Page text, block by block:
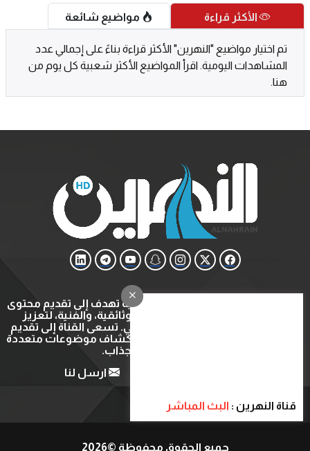
الأكثر قراءة
تم اختيار مواضيع "النهرين" الأكثر قراءة بناءً على إجمالي عدد
المشاهدات اليومية. اقرأ المواضيع الأكثر شعبية كل يوم من
هنا.
قناة النهرين : البث المباشر
قناة النهرين هي قناة ثقافية وتعليمية تهدف إلى تقديم محتوى
متنوع يشمل البرامج التعليمية، الوثائقية، والفنية، لتعزيز
المعرفة والتثقيف في المجتمع العربي. تسعى القناة إلى تقديم
تجربة مشاهدة ثرية ومفيدة عبر استكشاف موضوعات متعددة
بأسلوب شيق وجذاب.
ارسل لنا
جميع الحقوق محفوظة ©2026